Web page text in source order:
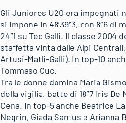
Gli Juniores U20 era impegnati
si impone in 48’39″3, con 8″6 di
24″1 su Teo Galli. Il classe 2004
staffetta vinta dalle Alpi
Artusi-Matli-Galli). In top-10
Tommaso Cuc.
Tra le donne domina Maria
della vigilia, batte di 18″7 Iris De
Cena. In top-5 anche Beatrice
Negrin, Giada Santus e Arianna